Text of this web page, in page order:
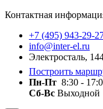
Контактная
+7 (495) 943-29-
info@inter-el.ru
Электросталь,
Построить
Пн-Пт 8:30 -
Сб-Вс Выходной